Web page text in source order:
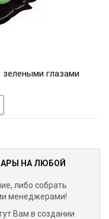
глазами
НА ЛЮБОЙ
либо собрать
менеджерами!
Вам в создании